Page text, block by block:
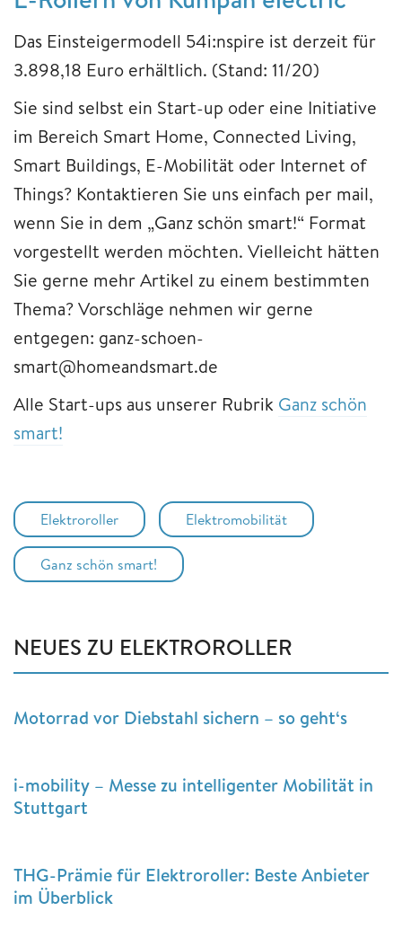
Das Einsteigermodell 54i:nspire ist derzeit für
3.898,18 Euro erhältlich. (Stand: 11/20)
Sie sind selbst ein Start-up oder eine Initiative
im Bereich Smart Home, Connected Living,
Smart Buildings, E-Mobilität oder Internet of
Things? Kontaktieren Sie uns einfach per mail,
wenn Sie in dem „Ganz schön smart!“ Format
vorgestellt werden möchten. Vielleicht hätten
Sie gerne mehr Artikel zu einem bestimmten
Thema? Vorschläge nehmen wir gerne
entgegen: ganz-schoen-
smart@homeandsmart.de
Alle Start-ups aus unserer Rubrik Ganz schön
smart!
Elektroroller Elektromobilität
Ganz schön smart!
NEUES ZU ELEKTROROLLER
Motorrad vor Diebstahl sichern – so geht‘s
i-mobility – Messe zu intelligenter Mobilität in
Stuttgart
THG-Prämie für Elektroroller: Beste Anbieter
im Überblick